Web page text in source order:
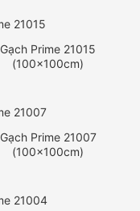
Gạch Prime 21015
(100x100cm)
Gạch Prime 21007
(100x100cm)